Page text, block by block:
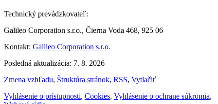
Technický prevádzkovateľ:
Galileo Corporation s.r.o., Čierna Voda 468, 925 06
Kontakt: Galileo Corporation s.r.o.
Posledná aktualizácia: 7. 8. 2026
Zmena vzhľadu, Štruktúra stránok, RSS, Vytlačiť
Vyhlásenie o prístupnosti, Cookies, Vyhlásenie o ochrane súkromia,